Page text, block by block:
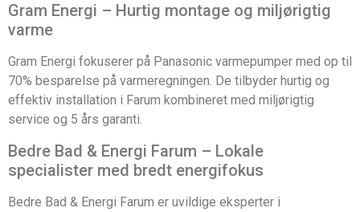
Gram Energi – Hurtig montage og miljørigtig
varme
Gram Energi fokuserer på Panasonic varmepumper med op til
70% besparelse på varmeregningen. De tilbyder hurtig og
effektiv installation i Farum kombineret med miljørigtig
service og 5 års garanti.
Bedre Bad & Energi Farum – Lokale
specialister med bredt energifokus
Bedre Bad & Energi Farum er uvildige eksperter i